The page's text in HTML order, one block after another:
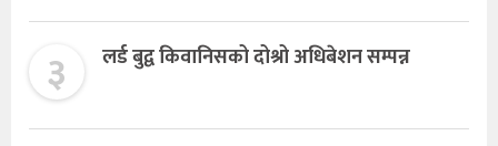
३ लर्ड बुद्व किवानिसको दोश्रो अधिबेशन सम्पन्न